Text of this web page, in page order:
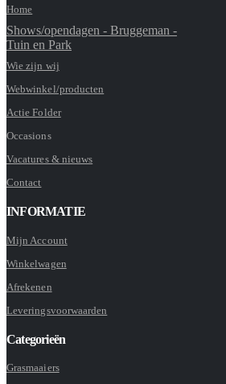
Home
Shows/opendagen - Bruggeman -
Tuin en Park
Wie zijn wij
Webwinkel/producten
Actie Folder
Occasions
Vacatures & nieuws
Contact
INFORMATIE
Mijn Account
Winkelwagen
Afrekenen
Leveringsvoorwaarden
Categorieën
Grasmaaiers